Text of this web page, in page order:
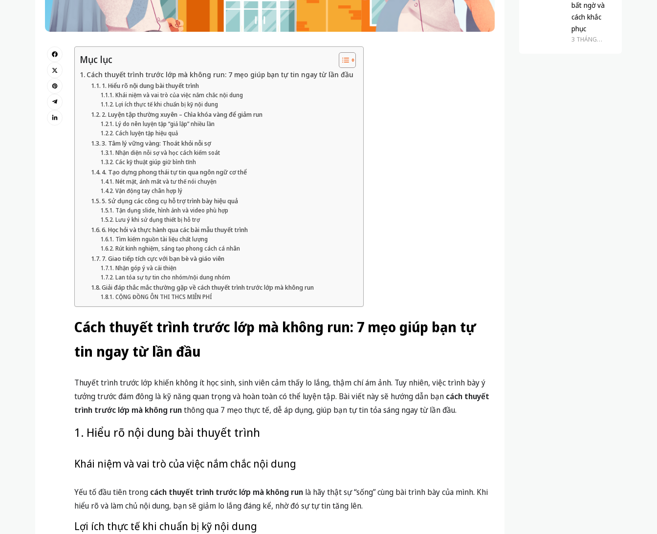
Mục lục
Cách thuyết trình trước lớp mà không run: 7 mẹo giúp bạn tự tin ngay từ lần đầu
1. Hiểu rõ nội dung bài thuyết trình
Khái niệm và vai trò của việc nắm chắc nội dung
Lợi ích thực tế khi chuẩn bị kỹ nội dung
2. Luyện tập thường xuyên – Chìa khóa vàng để giảm run
Lý do nên luyện tập “giả lập” nhiều lần
Cách luyện tập hiệu quả
3. Tâm lý vững vàng: Thoát khỏi nỗi sợ
Nhận diện nỗi sợ và học cách kiểm soát
Các kỹ thuật giúp giữ bình tĩnh
4. Tạo dựng phong thái tự tin qua ngôn ngữ cơ thể
Nét mặt, ánh mắt và tư thế nói chuyện
Vận động tay chân hợp lý
5. Sử dụng các công cụ hỗ trợ trình bày hiệu quả
Tận dụng slide, hình ảnh và video phù hợp
Lưu ý khi sử dụng thiết bị hỗ trợ
6. Học hỏi và thực hành qua các bài mẫu thuyết trình
Tìm kiếm nguồn tài liệu chất lượng
Rút kinh nghiệm, sáng tạo phong cách cá nhân
7. Giao tiếp tích cực với bạn bè và giáo viên
Nhận góp ý và cải thiện
Lan tỏa sự tự tin cho nhóm/nội dung nhóm
Giải đáp thắc mắc thường gặp về cách thuyết trình trước lớp mà không run
CỘNG ĐỒNG ÔN THI THCS MIỄN PHÍ
Cách thuyết trình trước lớp mà không run: 7 mẹo giúp bạn tự
tin ngay từ lần đầu
Thuyết trình trước lớp khiến không ít học sinh, sinh viên cảm thấy lo lắng, thậm chí ám ảnh. Tuy nhiên, việc trình bày ý
tưởng trước đám đông là kỹ năng quan trọng và hoàn toàn có thể luyện tập. Bài viết này sẽ hướng dẫn bạn cách thuyết
trình trước lớp mà không runthông qua 7 mẹo thực tế, dễ áp dụng, giúp bạn tự tin tỏa sáng ngay từ lần đầu.
1. Hiểu rõ nội dung bài thuyết trình
Khái niệm và vai trò của việc nắm chắc nội dung
Yếu tố đầu tiên trong cách thuyết trình trước lớp mà không run là hãy thật sự “sống” cùng bài trình bày của mình. Khi
hiểu rõ và làm chủ nội dung, bạn sẽ giảm lo lắng đáng kể, nhờ đó sự tự tin tăng lên.
Lợi ích thực tế khi chuẩn bị kỹ nội dung
bất ngờ và
cách khắc
phục
3 THÁNG